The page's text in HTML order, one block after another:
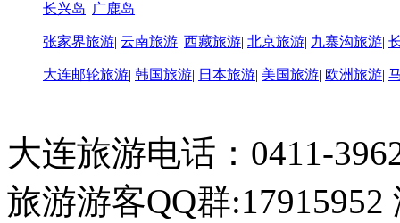
长兴岛| 广鹿岛
张家界旅游| 云南旅游| 西藏旅游| 北京旅游| 九寨沟旅游|
大连邮轮旅游| 韩国旅游| 日本旅游| 美国旅游| 欧洲旅游|
大连旅游电话：0411-
旅游游客QQ群